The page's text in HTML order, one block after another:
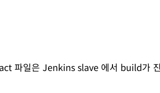
파일은 Jenkins slave 에서 build가